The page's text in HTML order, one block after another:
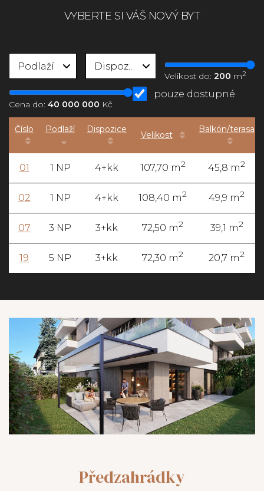
VYBERTE SI VÁŠ NOVÝ BYT
Podlaží Dispozice
Velikost do:200 m2
Cena do: 40 000 000 Kč
pouze dostupné
Číslo Podlaží Dispozice
Velikost
Balkón/terasa
01 1 NP 4+kk 107,70 m2 45,8 m2
02 1 NP 4+kk 108,40 m2 49,9 m2
07 3 NP 3+kk 72,50 m2 39,1 m2
19 5 NP 3+kk 72,30 m2 20,7 m2
Předzahrádky